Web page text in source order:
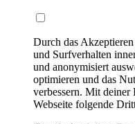
Durch das
und Surfverhalten
und anonymisiert
optimieren und das
verbessern. Mit
Webseite folgende